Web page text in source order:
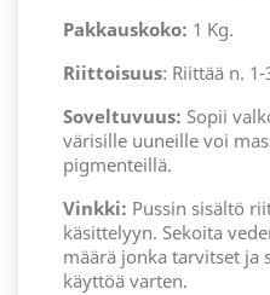
Pakkauskoko: 1 Kg.
Riittoisuus: Riittää n.
Soveltuvuus: Sopii
värisille uuneille voi
pigmenteillä.
Vinkki: Pussin sisältö
käsittelyyn. Sekoita
määrä jonka tarvitset ja
käyttöä varten.